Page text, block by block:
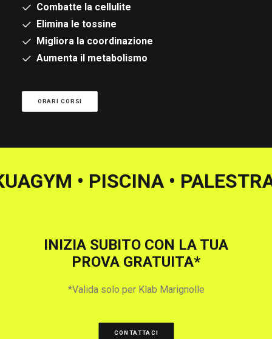
Combatte la cellulite
Elimina le tossine
Migliora la coordinazione
Aumenta il metabolismo
ORARI CORSI
AKUAGYM• PISCINA •
INIZIA SUBITO CON LA TUA
PROVA GRATUITA*
*Valida solo per Klab Marignolle
CONTATTACI